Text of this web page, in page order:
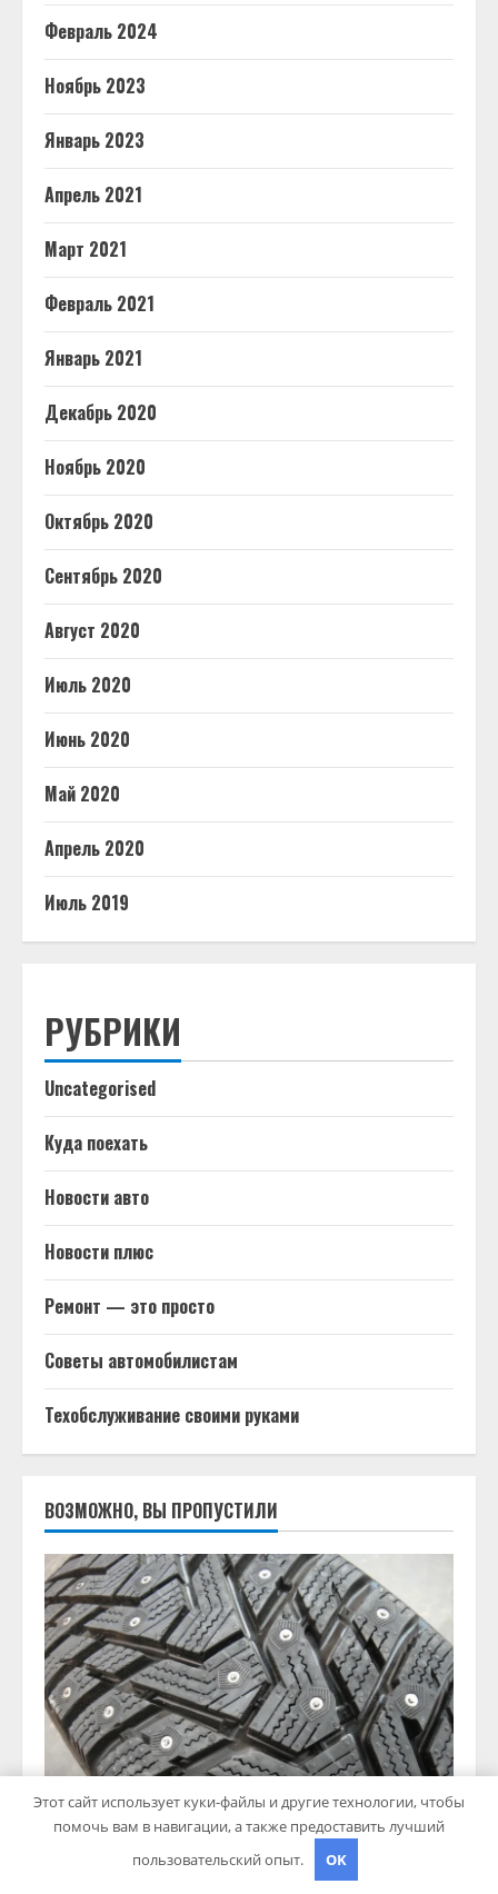
Февраль 2024
Ноябрь 2023
Январь 2023
Апрель 2021
Март 2021
Февраль 2021
Январь 2021
Декабрь 2020
Ноябрь 2020
Октябрь 2020
Сентябрь 2020
Август 2020
Июль 2020
Июнь 2020
Май 2020
Апрель 2020
Июль 2019
РУБРИКИ
Uncategorised
Куда поехать
Новости авто
Новости плюс
Ремонт — это просто
Советы автомобилистам
Техобслуживание своими руками
ВОЗМОЖНО, ВЫ ПРОПУСТИЛИ
Шины Hankook Зима Шипованные: Ваш Надежный
Этот сайт использует куки-файлы и другие технологии, чтобы
помочь вам в навигации, а также предоставить лучший
пользовательский опыт.
OK